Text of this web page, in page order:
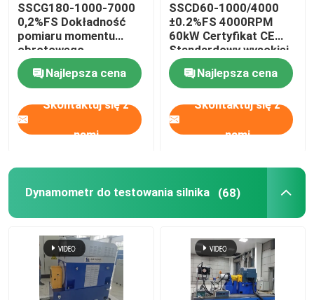
SSCG180-1000-7000
0,2%FS Dokładność
pomiaru momentu
obrotowego
Wydajność silnika
benzynowego
Najlepsza cena
Skontaktuj się z
nami
SSCD60-1000/4000
±0.2%FS 4000RPM
60kW Certyfikat CE
Standardowy wysokiej
dokładności
elektryczny
dynamometr system
próby ławki testowej
dla silników
wysokoprężnych
Najlepsza cena
Skontaktuj się z
nami
Dynamometr do testowania silnika (68)